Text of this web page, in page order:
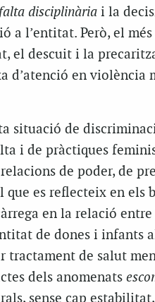
falta disciplinàriai la
a l’entitat. Però, el
el descuit i la
d’atenció en violència
situació de
i de pràctiques
de poder, de
que es reflecteix en els
en la relació
de dones i infants
tractament de salut
dels anomenats
sense cap